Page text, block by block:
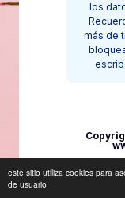
este sitio utiliza cookies para
de usuario
los
más de